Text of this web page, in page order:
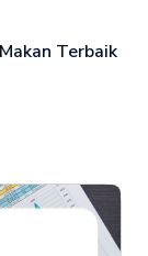
Terbaik